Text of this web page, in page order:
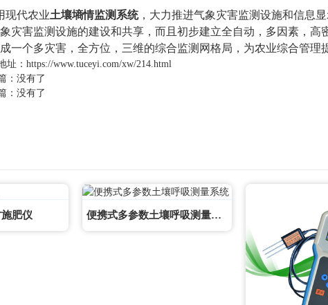
现代农业土壤墒情监测系统，大力推进气象灾害监测设施和信息
灾害监测设施的建设和共享，而且初步建立全自动，多因素，高
一个多灾害，全方位，三维的综合监测网格局，为农业综合管理
址： https://www.tuceyi.com/xw/214.html
：没有了
：没有了
肥仪 便携式多参数土壤呼吸测量系统